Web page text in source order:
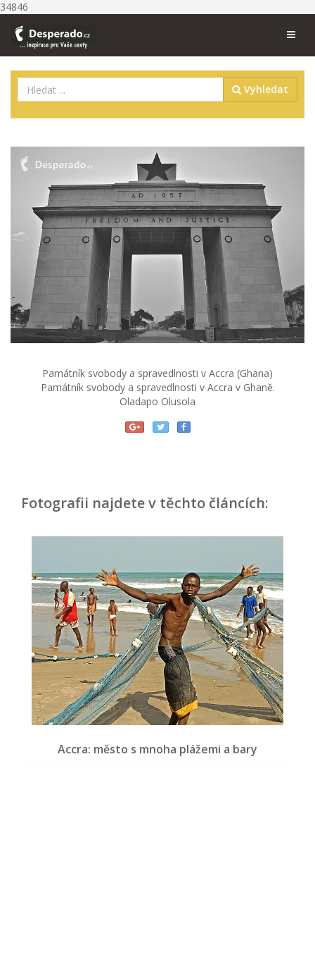
34846
Vyhledat
Památník svobody a spravedlnosti v Accra (Ghana)
Památník svobody a spravedlnosti v Accra v Ghaně.
Oladapo Olusola
Fotografii najdete v těchto článcích:
Accra: město s mnoha plážemi a bary